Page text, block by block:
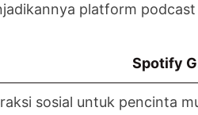
platform
Spotify
sosial untuk pencinta